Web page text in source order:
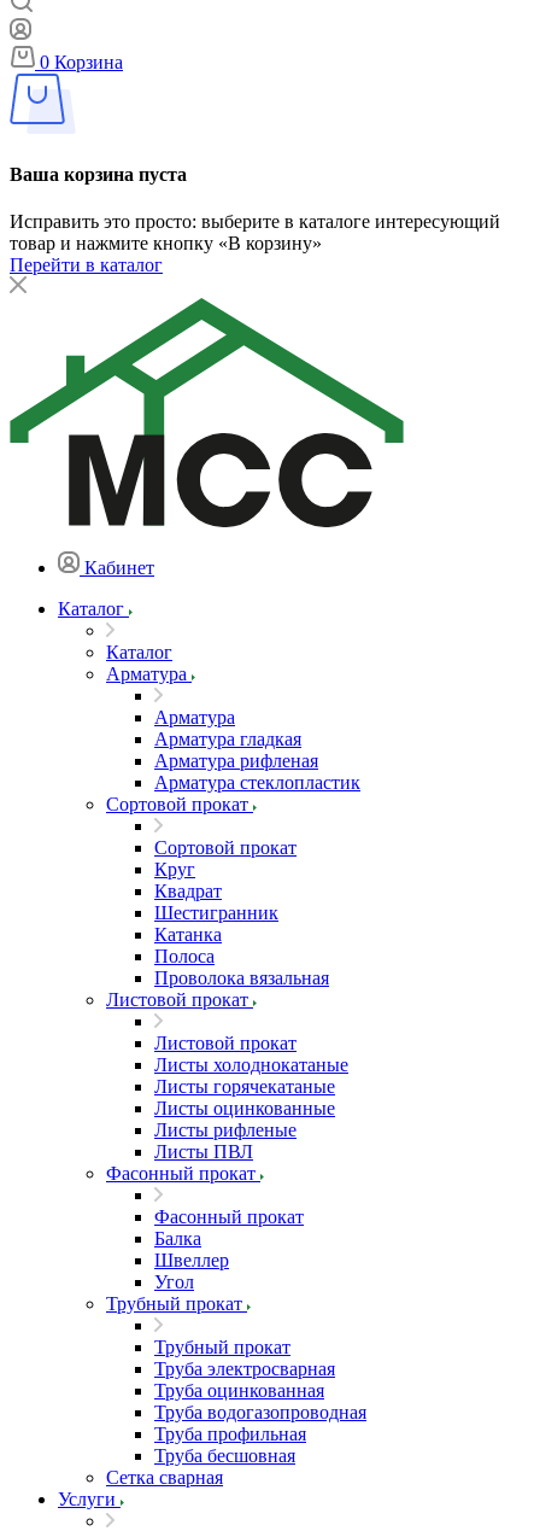
0 Корзина
Ваша корзина пуста
Исправить это просто: выберите в каталоге интересующий
товар и нажмите кнопку «В корзину»
Перейти в каталог
Кабинет
Каталог
Каталог
Арматура
Арматура
Арматура гладкая
Арматура рифленая
Арматура стеклопластик
Сортовой прокат
Сортовой прокат
Круг
Квадрат
Шестигранник
Катанка
Полоса
Проволока вязальная
Листовой прокат
Листовой прокат
Листы холоднокатаные
Листы горячекатаные
Листы оцинкованные
Листы рифленые
Листы ПВЛ
Фасонный прокат
Фасонный прокат
Балка
Швеллер
Угол
Трубный прокат
Трубный прокат
Труба электросварная
Труба оцинкованная
Труба водогазопроводная
Труба профильная
Труба бесшовная
Сетка сварная
Услуги